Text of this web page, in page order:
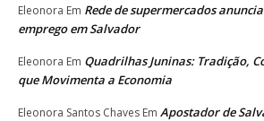
Eleonora Em Rede de supermercados
emprego em Salvador
Eleonora Em Quadrilhas Juninas: Tradição,
que Movimenta a Economia
Eleonora Santos Chaves Em Apostador de